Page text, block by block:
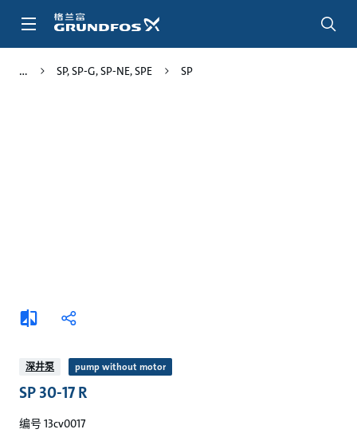
SP, SP-G, SP-NE, SPE SP
添
加
较
分
深井泵 pump without motor
SP 30-17 R
编号 13cv0017